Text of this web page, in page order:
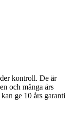
kontroll. De är
och många års
ge 10 års garanti